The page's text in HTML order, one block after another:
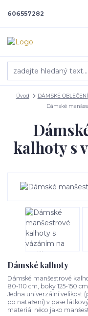
606557282
Úvod DÁMSKÉ OBLEČENÍ
Dámské
kalhoty s
Dámské kalhoty
Dámské manšestrové
80-110 cm, boky 125-150
Jedna univerzální velikost
po natažení) v pase
materiál něco jako